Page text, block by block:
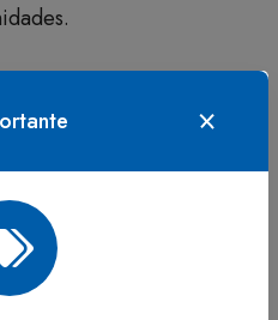
volúmenes de residuos.
transporte de desechos.
y química.
aplicaciones de limpieza y